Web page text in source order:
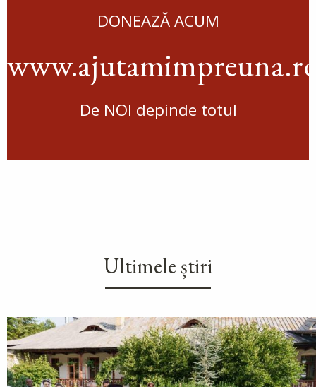
DONEAZĂ ACUM
De NOI depinde totul
Ultimele știri